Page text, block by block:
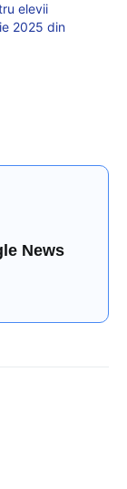
elevii
2025 din
News